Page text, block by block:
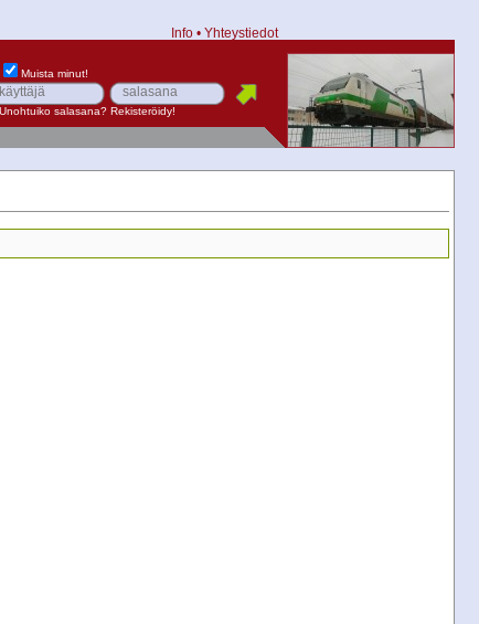
Info • Yhteystiedot
Muista minut!
Unohtuiko salasana? Rekisteröidy!